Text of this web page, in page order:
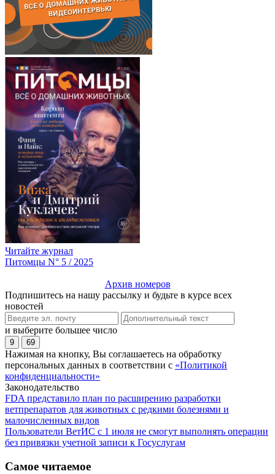
Читайте журнал
Питомцы N° 5 / 2025
Архив номеров
Подпишитесь на нашу рассылку и будьте в курсе всех
новостей
и выберите большее число
9 69
Нажимая на кнопку, Вы соглашаетесь на обработку
персональных данных в соответствии с «Политикой
конфиденциальности»
Законодательство
FDA представило план по расширению разработки
ветпрепаратов для животных с редкими болезнями и
малочисленных видов
Пользователи ВетИС с 1 июля не смогут выполнять операции
без привязки учетной записи к Госуслугам
Самое читаемое